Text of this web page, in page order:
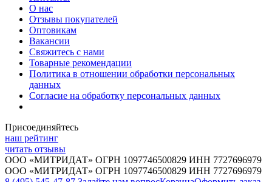
О нас
Отзывы покупателей
Оптовикам
Вакансии
Свяжитесь с нами
Товарные рекомендации
Политика в отношении обработки персональных
данных
Согласие на обработку персональных данных
Присоединяйтесь
наш рейтинг
читать отзывы
ООО «МИТРИДАТ» ОГРН 1097746500829 ИНН 7727696979
ООО «МИТРИДАТ» ОГРН 1097746500829 ИНН 7727696979